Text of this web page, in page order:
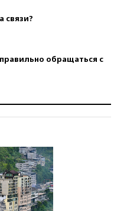
связи?
обращаться с